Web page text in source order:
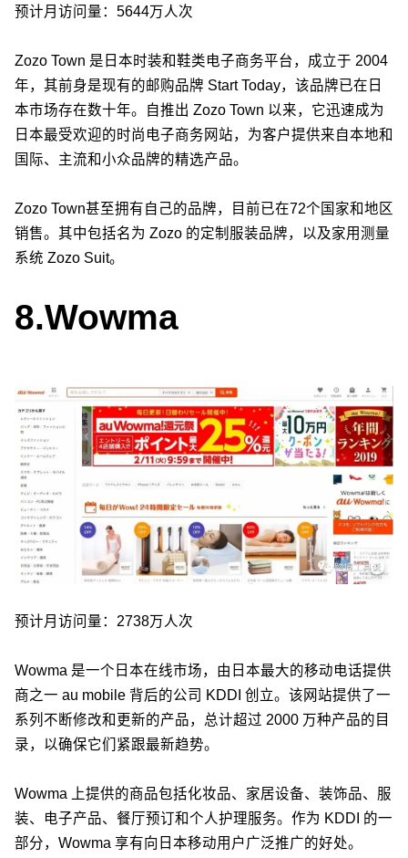
预计月访问量：5644万人次
Zozo Town 是日本时装和鞋类电子商务平台，成立于 2004
年，其前身是现有的邮购品牌 Start Today，该品牌已在日
本市场存在数十年。自推出 Zozo Town 以来，它迅速成为
日本最受欢迎的时尚电子商务网站，为客户提供来自本地和
国际、主流和小众品牌的精选产品。
Zozo Town甚至拥有自己的品牌，目前已在72个国家和地区
销售。其中包括名为 Zozo 的定制服装品牌，以及家用测量
系统 Zozo Suit。
8.Wowma
预计月访问量：2738万人次
Wowma 是一个日本在线市场，由日本最大的移动电话提供
商之一 au mobile 背后的公司 KDDI 创立。该网站提供了一
系列不断修改和更新的产品，总计超过 2000 万种产品的目
录，以确保它们紧跟最新趋势。
Wowma 上提供的商品包括化妆品、家居设备、装饰品、服
装、电子产品、餐厅预订和个人护理服务。作为 KDDI 的一
部分，Wowma 享有向日本移动用户广泛推广的好处。